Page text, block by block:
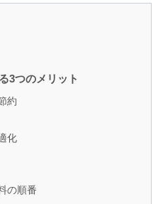
3つのメリット
約
化
の順番